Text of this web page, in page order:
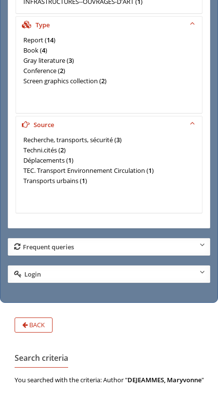
Type
Report(14)
Book(4)
Gray literature(3)
Conference(2)
Screen graphics collection (2)
Source
Recherche, transports, sécurité(3)
Techni.cités(2)
Déplacements(1)
TEC. Transport Environnement Circulation (1)
Transports urbains(1)
Frequent queries
Login
BACK
Search criteria
You searched with the criteria: Author "DEJEAMMES, Maryvonne"